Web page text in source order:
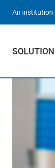
An institution